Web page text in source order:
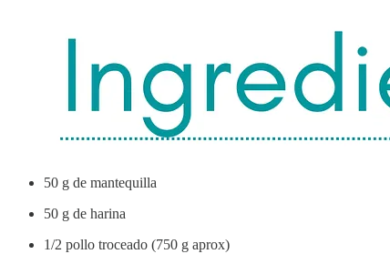
50 g de mantequilla
50 g de harina
1/2 pollo troceado (750 g aprox)